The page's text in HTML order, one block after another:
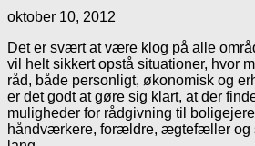
oktober 10, 2012
Det er svært at være klog på alle
vil helt sikkert opstå situationer, hvor
råd, både personligt, økonomisk og
er det godt at gøre sig klart, at der
muligheder for rådgivning til
håndværkere, forældre, ægtefæller og